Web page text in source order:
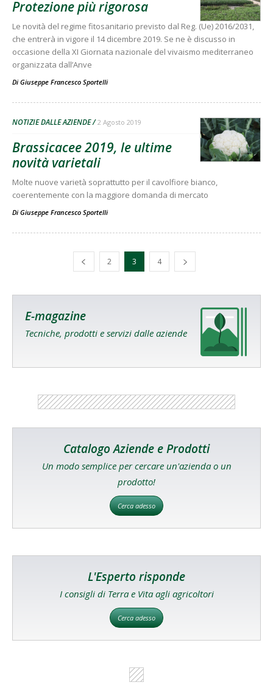
Protezione più rigorosa
Le novità del regime fitosanitario previsto dal Reg. (Ue) 2016/2031,
che entrerà in vigore il 14 dicembre 2019. Se ne è discusso in
occasione della XI Giornata nazionale del vivaismo mediterraneo
organizzata dall’Anve
Di Giuseppe Francesco Sportelli
NOTIZIE DALLE AZIENDE 2 Agosto 2019
Brassicacee 2019, le ultime
novità varietali
Molte nuove varietà soprattutto per il cavolfiore bianco,
coerentemente con la maggiore domanda di mercato
Di Giuseppe Francesco Sportelli
2 3 4
E-magazine
Tecniche, prodotti e servizi dalle aziende
Catalogo Aziende e Prodotti
Un modo semplice per cercare un'azienda o un
prodotto!
Cerca adesso
L'Esperto risponde
I consigli di Terra e Vita agli agricoltori
Cerca adesso